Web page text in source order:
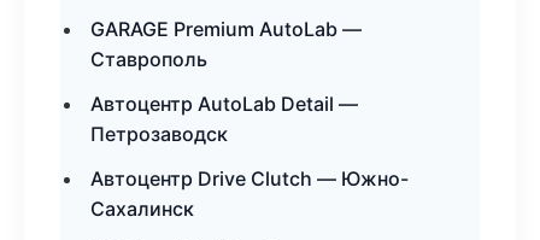
GARAGE Premium AutoLab —
Ставрополь
Автоцентр AutoLab Detail —
Петрозаводск
Автоцентр Drive Clutch — Южно-
Сахалинск